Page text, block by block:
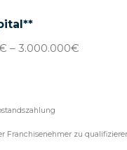
– 3.000.000€
Franchisenehmer zu